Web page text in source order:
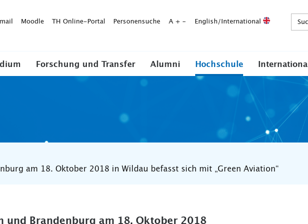
Moodle TH Online-Portal Personensuche A + - English/International
Forschung und Transfer Alumni Hochschule International
am 18. Oktober 2018 in Wildau befasst sich mit „Green Aviation“
Brandenburg am 18. Oktober 2018